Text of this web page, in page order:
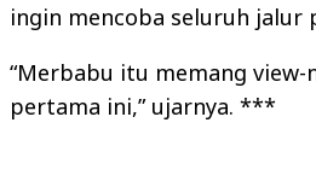
ingin mencoba seluruh jalur
“Merbabu itu memang view-
pertama ini,” ujarnya. ***